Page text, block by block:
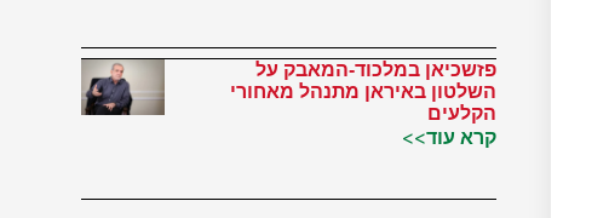
פזשכיאן במלכוד-המאבק על
השלטון באיראן מתנהל מאחורי
הקלעים
קרא עוד>>